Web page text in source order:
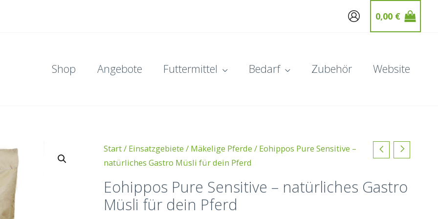
0,00 €
Shop Angebote Futtermittel Bedarf Zubehör Website
Start/ Einsatzgebiete / Mäkelige Pferde / Eohippos Pure Sensitive –
natürliches Gastro Müsli für dein Pferd
Eohippos Pure Sensitive – natürliches Gastro
Müsli für dein Pferd